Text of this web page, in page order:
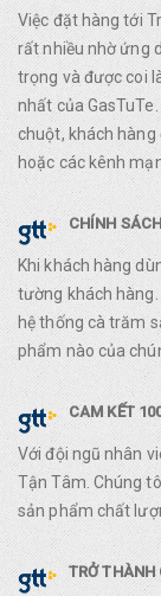
Việc đặt hàng tới
rất nhiều nhờ ứng
trọng và được coi
nhất của
chuột, khách
hoặc các kênh
CHÍNH
Khi khách hàng
tường khách
hệ thống cà trăm
phẩm nào của
CAM KẾT
Với đội ngũ nhân
Tận Tâm. Chúng
sản phẩm chất
TRỞ THÀNH